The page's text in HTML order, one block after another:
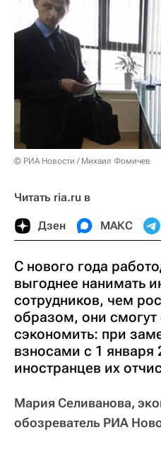
© РИА Новости / Михаил Фомичев
Читать ria.ru в
Дзен МАКС
С нового года
выгоднее нанимать
сотрудников, чем
образом, они смогут
сэкономить: при
взносами с 1 января
иностранцев их
Мария Селиванова,
обозреватель РИА